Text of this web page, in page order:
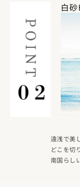
白
遠浅で美
どこを切
南国らし